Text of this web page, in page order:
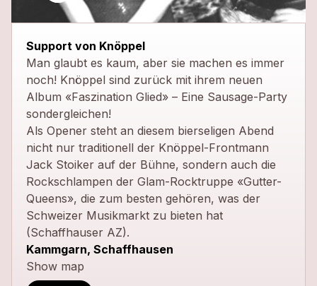
Support von Knöppel
Man glaubt es kaum, aber sie machen es immer
noch! Knöppel sind zurück mit ihrem neuen
Album «Faszination Glied» – Eine Sausage-Party
sondergleichen!
Als Opener steht an diesem bierseligen Abend
nicht nur traditionell der Knöppel-Frontmann
Jack Stoiker auf der Bühne, sondern auch die
Rockschlampen der Glam-Rocktruppe «Gutter-
Queens», die zum besten gehören, was der
Schweizer Musikmarkt zu bieten hat
(Schaffhauser AZ).
Kammgarn, Schaffhausen
Show map